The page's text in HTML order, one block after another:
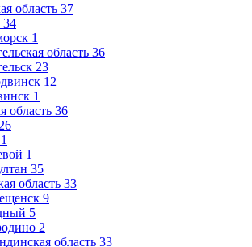
область 37
34
1
область 36
23
12
1
область 36
26
1
1
35
область 33
9
5
2
область 33